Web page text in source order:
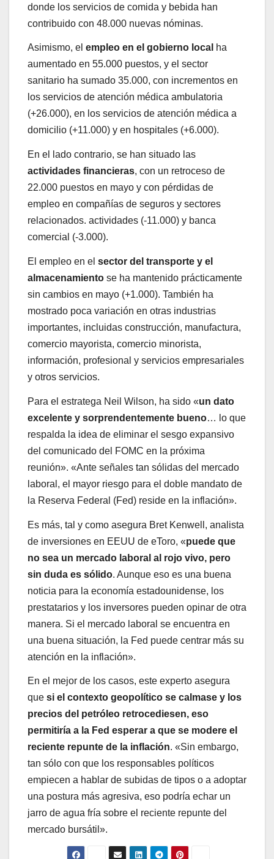
donde los servicios de comida y bebida han
contribuido con 48.000 nuevas nóminas.
Asimismo, el empleo en el gobierno local ha
aumentado en 55.000 puestos, y el sector
sanitario ha sumado 35.000, con incrementos en
los servicios de atención médica ambulatoria
(+26.000), en los servicios de atención médica a
domicilio (+11.000) y en hospitales (+6.000).
En el lado contrario, se han situado las
actividades financieras, con un retroceso de
22.000 puestos en mayo y con pérdidas de
empleo en compañías de seguros y sectores
relacionados. actividades (-11.000) y banca
comercial (-3.000).
El empleo en el sector del transporte y el
almacenamiento se ha mantenido prácticamente
sin cambios en mayo (+1.000). También ha
mostrado poca variación en otras industrias
importantes, incluidas construcción, manufactura,
comercio mayorista, comercio minorista,
información, profesional y servicios empresariales
y otros servicios.
Para el estratega Neil Wilson, ha sido «un dato
excelente y sorprendentemente bueno… lo que
respalda la idea de eliminar el sesgo expansivo
del comunicado del FOMC en la próxima
reunión». «Ante señales tan sólidas del mercado
laboral, el mayor riesgo para el doble mandato de
la Reserva Federal (Fed) reside en la inflación».
Es más, tal y como asegura Bret Kenwell, analista
de inversiones en EEUU de eToro, «puede que
no sea un mercado laboral al rojo vivo, pero
sin duda es sólido. Aunque eso es una buena
noticia para la economía estadounidense, los
prestatarios y los inversores pueden opinar de otra
manera. Si el mercado laboral se encuentra en
una buena situación, la Fed puede centrar más su
atención en la inflación».
En el mejor de los casos, este experto asegura
que si el contexto geopolítico se calmase y los
precios del petróleo retrocediesen, eso
permitiría a la Fed esperar a que se modere el
reciente repunte de la inflación. «Sin embargo,
tan sólo con que los responsables políticos
empiecen a hablar de subidas de tipos o a adoptar
una postura más agresiva, eso podría echar un
jarro de agua fría sobre el reciente repunte del
mercado bursátil».